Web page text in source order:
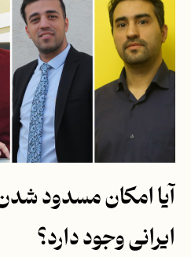
آیا امکان مسدود
ایرانی وجود دارد؟